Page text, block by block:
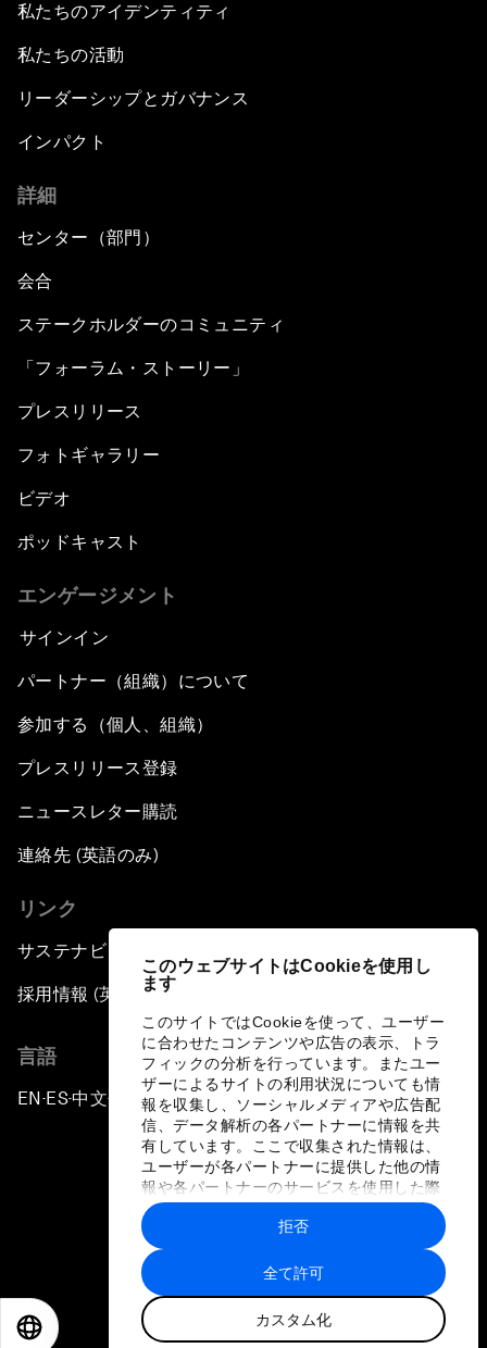
このウェブサイトはCookieを使用し
ます
このサイトではCookieを使って、ユーザー
に合わせたコンテンツや広告の表示、トラ
フィックの分析を行っています。またユー
ザーによるサイトの利用状況についても情
報を収集し、ソーシャルメディアや広告配
信、データ解析の各パートナーに情報を共
有しています。ここで収集された情報は、
ユーザーが各パートナーに提供した他の情
報や各パートナーのサービスを使用した際
に収集された情報と組み合わされ、各パー
トナーによって使用されることがありま
す。
全て許可
カスタム化
拒否
私たちのアイデンティティ
私たちの活動
リーダーシップとガバナンス
インパクト
詳細
センター（部門）
会合
ステークホルダーのコミュニティ
「フォーラム・ストーリー」
プレスリリース
フォトギャラリー
ビデオ
ポッドキャスト
エンゲージメント
サインイン
パートナー（組織）について
参加する（個人、組織）
プレスリリース登録
ニュースレター購読
連絡先 (英語のみ)
リンク
サステナビリティへの取り組み
採用情報 (英語のみ)
言語
EN ▪ ES▪中文▪ 日本語
プライバシーポリシーと利用規約
サイトマップ
©
世界経済フォーラム